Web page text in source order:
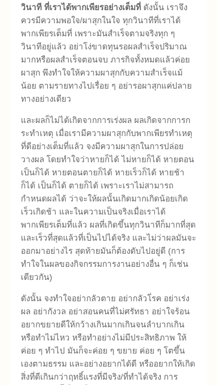
วินาที ที่เราได้พากเพียรอย่างเต็มที่ ดังนั้น เราจึง
ควรมีความพอใจ/ผาสุกในใจ ทุกวินาทีที่เราได้
พากเพียรเต็มที่ เพราะมันสำเร็จตามจริงทุก ๆ
วินาทีอยู่แล้ว อย่าโง่ขาดทุนรอผลสำเร็จปริมาณ
มากหรือผลสำเร็จตอนจบ ภารกิจทั้งหมดแล้วค่อย
ผาสุก พึงทำใจให้ความผาสุกกับความสำเร็จแม้
น้อย ตามรายทางไปเรื่อย ๆ อย่ารอผาสุกแค่ปลาย
ทางอย่างเดียว
และผลก็ไม่ได้เกิดจากการเร่งผล ผลเกิดจากการก
ระทำเหตุ เมื่อเรามีความผาสุกกับพากเพียรทำเหตุ
ที่ดีอย่างเต็มที่แล้ว จงมีความผาสุกในการปล่อย
วางผล โดยทำใจว่าหายก็ได้ ไม่หายก็ได้ หายตอน
เป็นก็ได้ หายตอนตายก็ได้ หายเร็วก็ได้ หายช้า
ก็ได้ เป็นก็ได้ ตายก็ได้ เพราะเราไม่สามารถ
กำหนดผลได้ ว่าจะให้ผลนั้นเกิดมากเกิดน้อยเกิด
เร็วเกิดช้า และในความเป็นจริงเมื่อเราได้
พากเพียรเต็มที่แล้ว ผลที่เกิดขึ้นทุกวินาทีก็มากที่สุด
และเร็วที่สุดแล้วที่เป็นไปได้จริง และไม่ว่าผลมันจะ
ออกมาอย่างไร สุดท้ายมันก็ต้องดับไปอยู่ดี (การ
ทำใจในผลของกิจกรรมการงานอย่างอื่น ๆ ก็เช่น
เดียวกัน)
ดังนั้น จงทำใจอย่ากลัวตาย อย่ากลัวโ่รค อย่าเร่ง
ผล อย่ากังวล อย่าสอนคนที่ไม่ศรัทธา อย่าใจร้อน
อยากขยายดีให้กว้างเกินมากเกินจนลำบากเกิน
หรือทำไม่ไหว หรือทำอย่างไม่มีประสิทธิภาพ ให้
ค่อย ๆ ทำไป มันก็จะค่อย ๆ ขยาย ค่อย ๆ โตขึ้น
เองตามธรรม และอย่างอยากได้ดี หรืออยากให้เกิด
สิ่งที่ดีเกินกว่าฤทธิ์แรงที่มีจริง/ที่ทำได้จริง การ